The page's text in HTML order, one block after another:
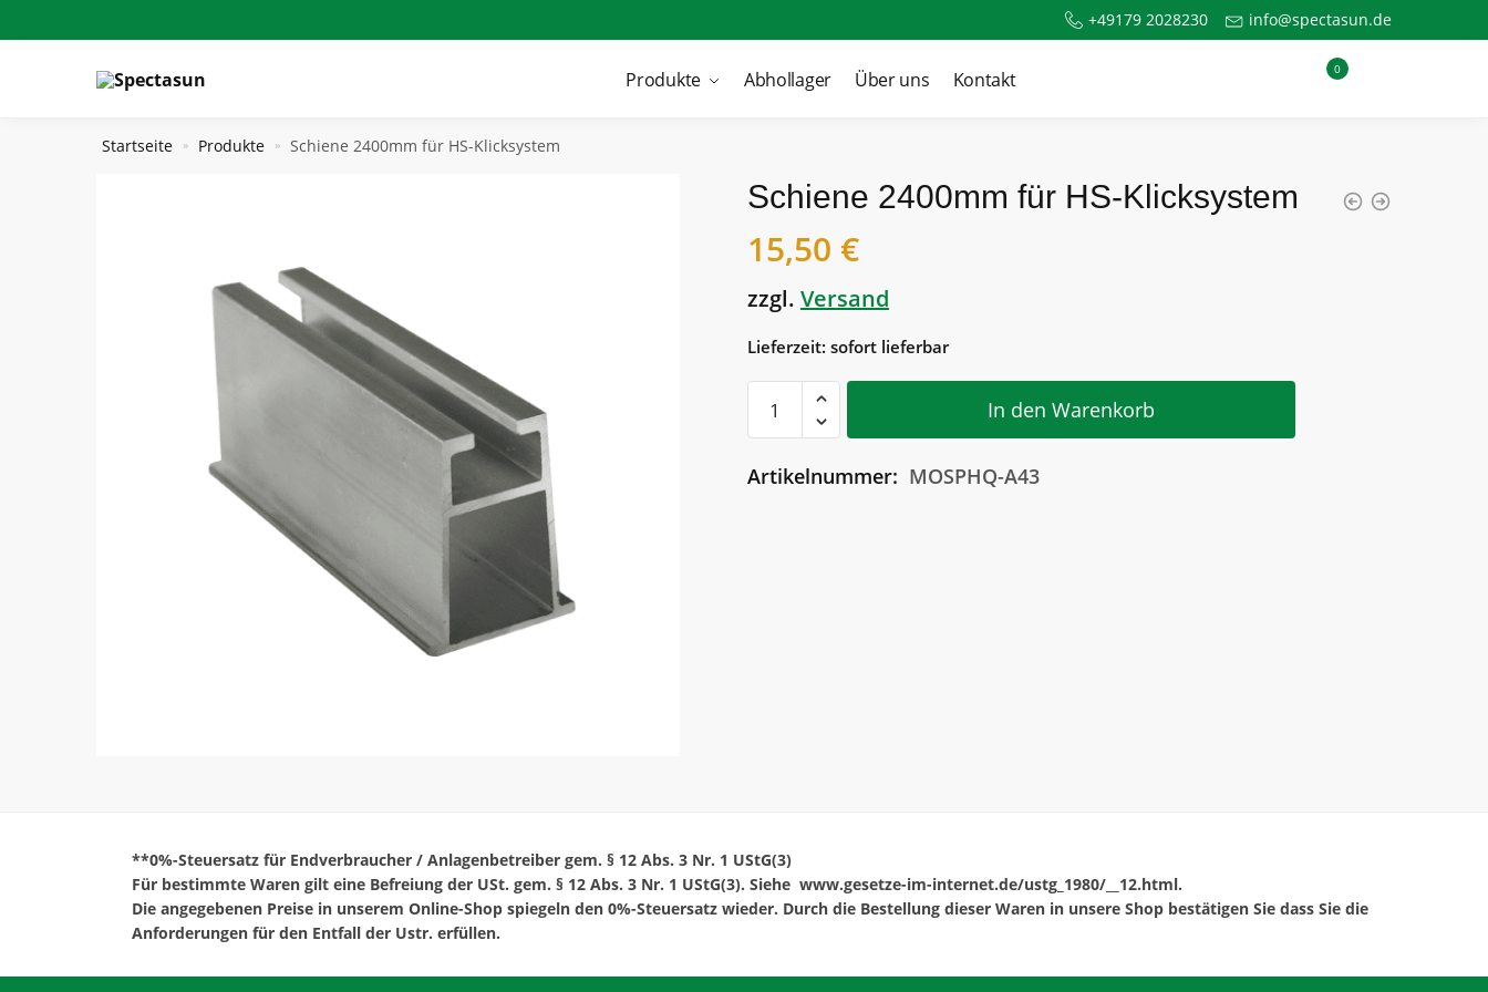
to
to
+49179 2028230 info@spectasun.de
Produkte Abhollager Über uns Kontakt 0
Startseite » Produkte » Schiene 2400mm für HS-Klicksystem
Schiene 2400mm für HS-Klicksystem
15,50 €
zzgl. Versand
Lieferzeit: sofort lieferbar
Schiene
2400mm
für
In den Warenkorb
Artikelnummer: MOSPHQ-A43
**0%-Steuersatz für Endverbraucher / Anlagenbetreiber gem. § 12 Abs. 3 Nr. 1 UStG(3)
Für bestimmte Waren gilt eine Befreiung der USt. gem. § 12 Abs. 3 Nr. 1 UStG(3). Siehe www.gesetze-im-internet.de/ustg_1980/__12.html.
Die angegebenen Preise in unserem Online-Shop spiegeln den 0%-Steuersatz wieder. Durch die Bestellung dieser Waren in unsere Shop bestätigen Sie dass Sie die
Anforderungen für den Entfall der Ustr. erfüllen.